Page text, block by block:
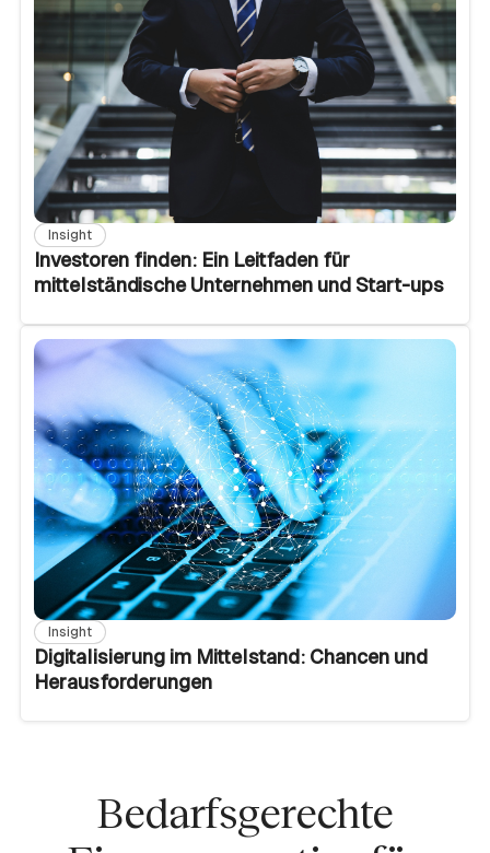
Insight
Investoren finden: Ein Leitfaden für
mittelständische Unternehmen und Start-ups
Insight
Digitalisierung im Mittelstand: Chancen und
Herausforderungen
Bedarfsgerechte